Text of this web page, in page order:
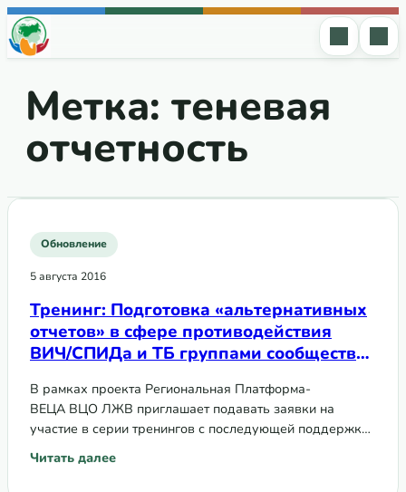
Перейти к содержимому
Метка: теневая
отчетность
Обновление
5 августа 2016
Тренинг: Подготовка «альтернативных
отчетов» в сфере противодействия
ВИЧ/СПИДа и ТБ группами сообществ
В рамках проекта Региональная Платформа-
ВЕЦА ВЦО ЛЖВ приглашает подавать заявки на
участие в серии тренингов с последующей поддержкой
в виде технической помощи по теме: Подготовка
«альтернативных отчетов» в сфере…
Читать далее
: Тренинг: Подготовка «альтернативных отчетов» в